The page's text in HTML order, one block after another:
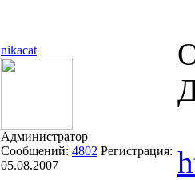
nikacat
Администратор
Сообщений: 4802 Регистрация:
05.08.2007